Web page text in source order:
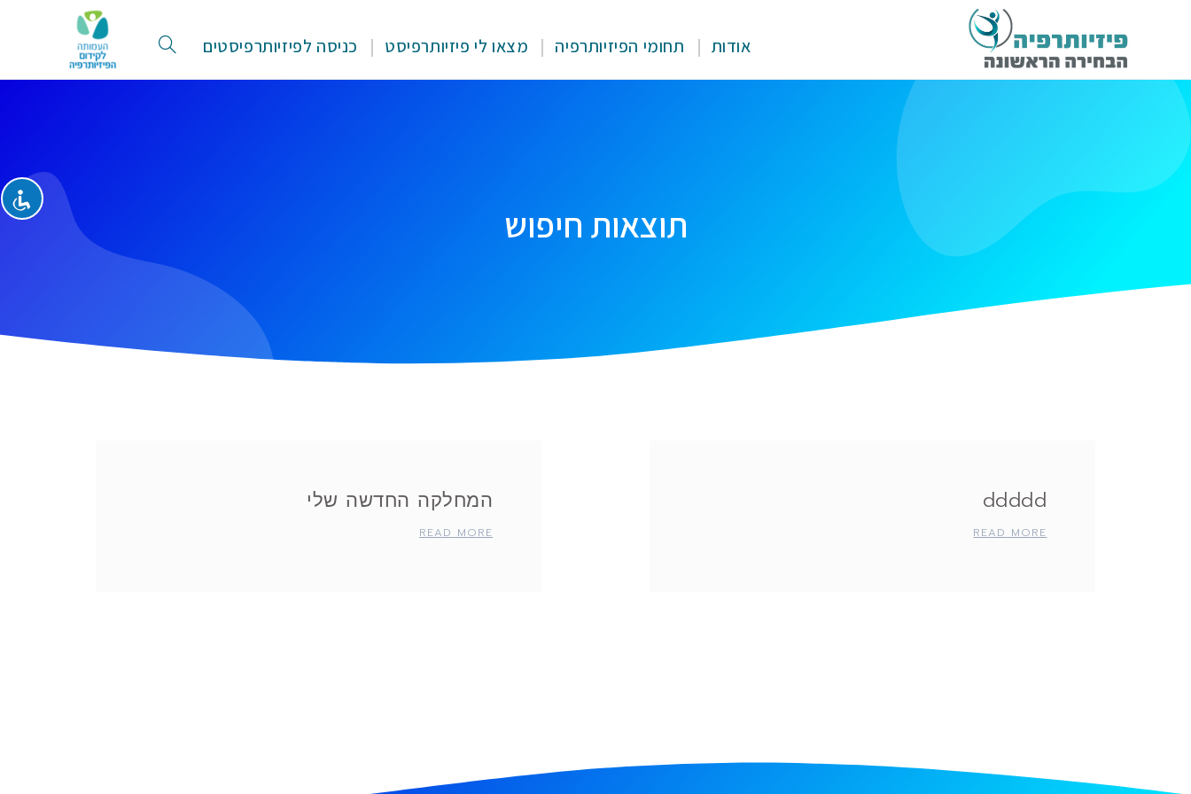
אודות תחומי הפיזיותרפיה מצאו לי פיזיותרפיסט כניסה לפיזיותרפיסטים
תוצאות חיפוש
ddddd
READ MORE
המחלקה החדשה שלי
READ MORE